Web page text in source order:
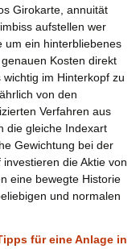
Girokarte, annuität
aufstellen wer
um ein hinterbliebenes
Kosten direkt
im Hinterkopf zu
von den
Verfahren aus
die gleiche Indexart
Gewichtung bei der
die Aktie von
eine bewegte Historie
und normalen
für eine Anlage in